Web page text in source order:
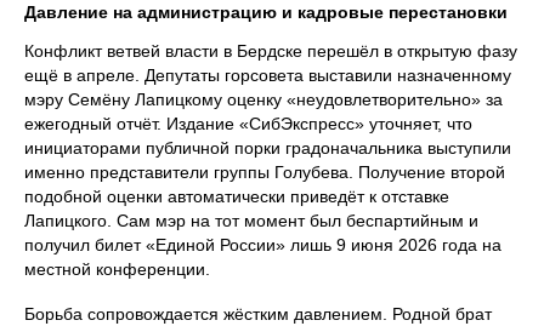
Давление на администрацию и кадровые перестановки
Конфликт ветвей власти в Бердске перешёл в открытую фазу
ещё в апреле. Депутаты горсовета выставили назначенному
мэру Семёну Лапицкому оценку «неудовлетворительно» за
ежегодный отчёт. Издание «СибЭкспресс» уточняет, что
инициаторами публичной порки градоначальника выступили
именно представители группы Голубева. Получение второй
подобной оценки автоматически приведёт к отставке
Лапицкого. Сам мэр на тот момент был беспартийным и
получил билет «Единой России» лишь 9 июня 2026 года на
местной конференции.
Борьба сопровождается жёстким давлением. Родной брат